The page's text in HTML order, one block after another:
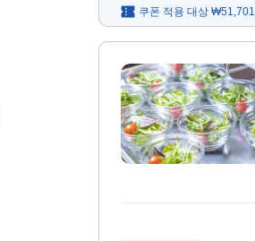
쿠폰 적용 대상 ₩51,701